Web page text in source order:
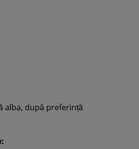
alba, după preferință